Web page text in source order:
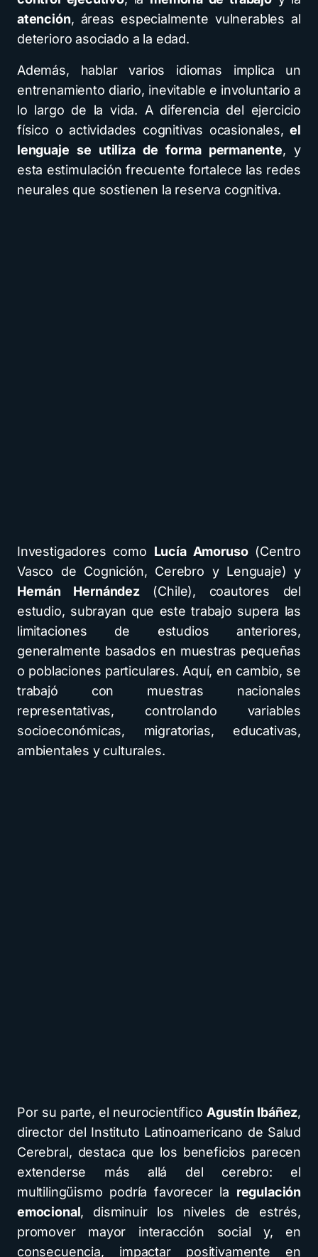
atención, áreas especialmente vulnerables al
deterioro asociado a la edad.
Además, hablar varios idiomas implica un
entrenamiento diario, inevitable e involuntario a
lo largo de la vida. A diferencia del ejercicio
físico o actividades cognitivas ocasionales,el
lenguaje se utiliza de forma permanente, y
esta estimulación frecuente fortalece las redes
neurales que sostienen la reserva cognitiva.
Investigadores como Lucía Amoruso(Centro
Vasco de Cognición, Cerebro y Lenguaje) y
Hernán Hernández(Chile), coautores del
estudio, subrayan que este trabajo supera las
limitaciones de estudios anteriores,
generalmente basados en muestras pequeñas
o poblaciones particulares. Aquí, en cambio, se
trabajó con muestras nacionales
representativas, controlando variables
socioeconómicas, migratorias, educativas,
ambientales y culturales.
Por su parte, el neurocientífico Agustín Ibáñez,
director del Instituto Latinoamericano de Salud
Cerebral, destaca que los beneficios parecen
extenderse más allá del cerebro: el
multilingüismo podría favorecer la regulación
emocional, disminuir los niveles de estrés,
promover mayor interacción social y, en
consecuencia, impactar positivamente en